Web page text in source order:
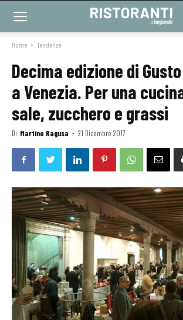
Home Tendenze
Decima edizione di
a Venezia. Per una
sale, zucchero e grassi
Di Martino Ragusa - 21 Dicembre 2017